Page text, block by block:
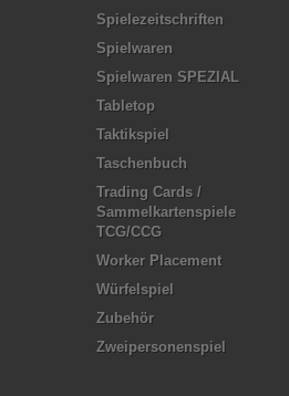
Spielezeitschriften
Spielwaren
Spielwaren SPEZIAL
Tabletop
Taktikspiel
Taschenbuch
Trading Cards /
Sammelkartenspiele
TCG/CCG
Worker Placement
Würfelspiel
Zubehör
Zweipersonenspiel